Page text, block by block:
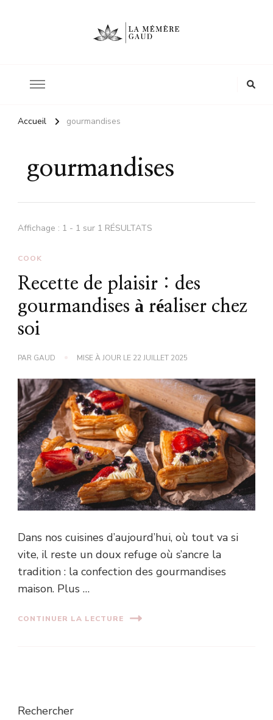
Accueil gourmandises
gourmandises
Affichage : 1 - 1 sur 1 RÉSULTATS
COOK
Recette de plaisir : des
gourmandises à réaliser chez
soi
PAR GAUD MISE À JOUR LE 22 JUILLET 2025
Dans nos cuisines d’aujourd’hui, où tout va si
vite, il reste un doux refuge où s’ancre la
tradition : la confection des gourmandises
maison. Plus …
CONTINUER LA LECTURE
Rechercher